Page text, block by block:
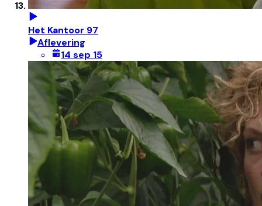
Het Kantoor 97
Aflevering
14 sep 15